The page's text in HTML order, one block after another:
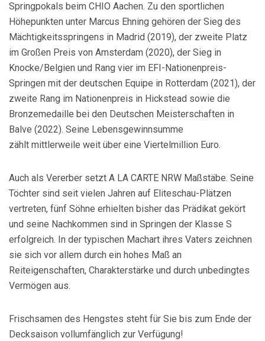
Springpokals beim CHIO Aachen. Zu den sportlichen
Höhepunkten unter Marcus Ehning gehören der Sieg des
Mächtigkeitsspringens in Madrid (2019), der zweite Platz
im Großen Preis von Amsterdam (2020), der Sieg in
Knocke/Belgien und Rang vier im EFI-Nationenpreis-
Springen mit der deutschen Equipe in Rotterdam (2021), der
zweite Rang im Nationenpreis in Hickstead sowie die
Bronzemedaille bei den Deutschen Meisterschaften in
Balve (2022). Seine Lebensgewinnsumme
zählt mittlerweile weit über eine Viertelmillion Euro.
Auch als Vererber setzt A LA CARTE NRW Maßstäbe. Seine
Töchter sind seit vielen Jahren auf Eliteschau-Plätzen
vertreten, fünf Söhne erhielten bisher das Prädikat gekört
und seine Nachkommen sind in Springen der Klasse S
erfolgreich. In der typischen Machart ihres Vaters zeichnen
sie sich vor allem durch ein hohes Maß an
Reiteigenschaften, Charakterstärke und durch unbedingtes
Vermögen aus.
Frischsamen des Hengstes steht für Sie bis zum Ende der
Decksaison vollumfänglich zur Verfügung!